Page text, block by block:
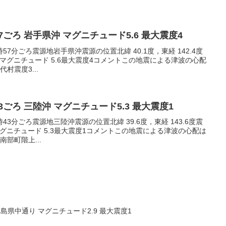
ろ 岩手県沖 マグニチュード5.6 最大震度4
分ごろ震源地岩手県沖震源の位置北緯 40.1度，東経 142.4度
グニチュード 5.6最大震度4コメントこの地震による津波の心配
村震度3...
ろ 三陸沖 マグニチュード5.3 最大震度1
分ごろ震源地三陸沖震源の位置北緯 39.6度，東経 143.6度震
ニチュード 5.3最大震度1コメントこの地震による津波の心配は
部町階上...
県中通り マグニチュード2.9 最大震度1